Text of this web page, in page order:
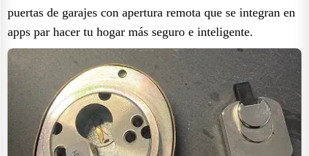
puertas de garajes con apertura remota que se integran en
apps par hacer tu hogar más seguro e inteligente.